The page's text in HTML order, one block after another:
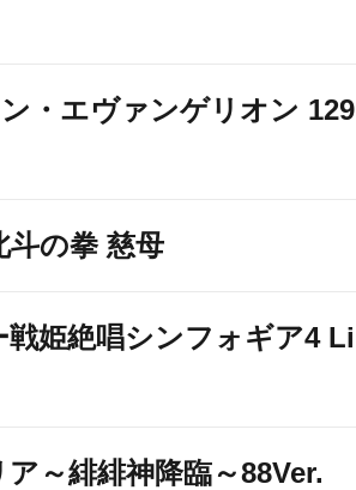
・エヴァンゲリオン 129
斗の拳 慈母
戦姫絶唱シンフォギア4
～緋緋神降臨～88Ver.